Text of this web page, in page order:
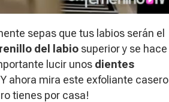
sepas que tus labios serán el
del labio superior y se hace
lucir unos dientes
ahora mira este exfoliante casero
tienes por casa!